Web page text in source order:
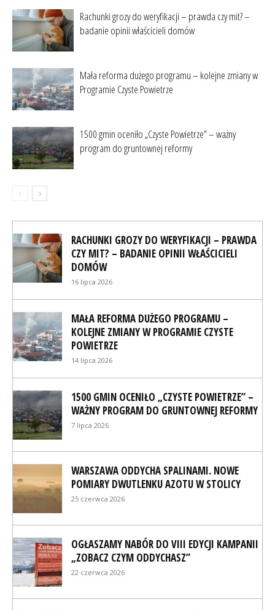
Rachunki grozy do weryfikacji – prawda czy mit? –
badanie opinii właścicieli domów
Mała reforma dużego programu – kolejne zmiany w
Programie Czyste Powietrze
1500 gmin oceniło „Czyste Powietrze” – ważny
program do gruntownej reformy
RACHUNKI GROZY DO WERYFIKACJI – PRAWDA
CZY MIT? – BADANIE OPINII WŁAŚCICIELI
DOMÓW
16 lipca 2026
MAŁA REFORMA DUŻEGO PROGRAMU –
KOLEJNE ZMIANY W PROGRAMIE CZYSTE
POWIETRZE
14 lipca 2026
1500 GMIN OCENIŁO „CZYSTE POWIETRZE” –
WAŻNY PROGRAM DO GRUNTOWNEJ REFORMY
7 lipca 2026
WARSZAWA ODDYCHA SPALINAMI. NOWE
POMIARY DWUTLENKU AZOTU W STOLICY
25 czerwca 2026
OGŁASZAMY NABÓR DO VIII EDYCJI KAMPANII
„ZOBACZ CZYM ODDYCHASZ”
22 czerwca 2026